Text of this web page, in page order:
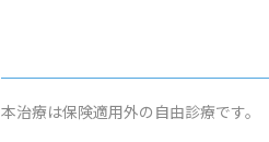
本治療は保険適用外の自由診療です。